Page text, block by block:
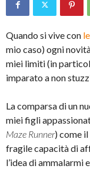
Quando si vive con
mio caso) ogni
miei limiti (in
imparato a non
La comparsa di un
miei figli
Maze Runner) come
fragile capacità di
l’idea di ammalarmi